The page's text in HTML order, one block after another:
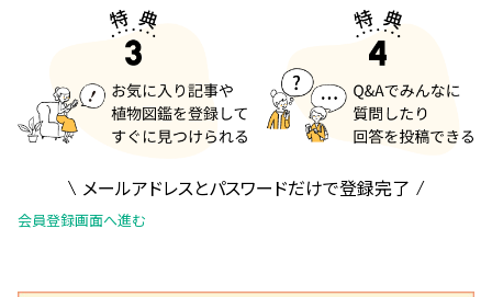
メールアドレスとパスワードだけで登録完了
会員登録画面へ進む